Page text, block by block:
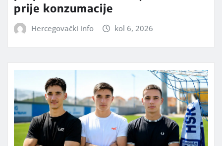
prije konzumacije
Hercegovački info kol 6, 2026